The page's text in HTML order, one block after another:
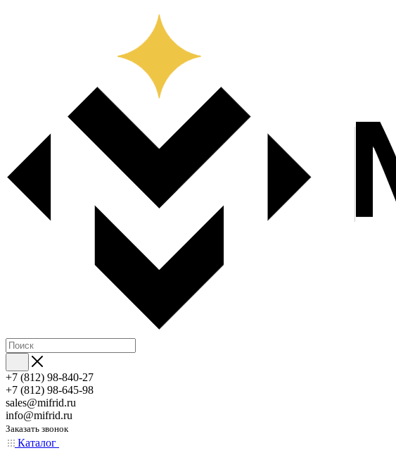
+7 (812) 98-840-27
+7 (812) 98-645-98
sales@mifrid.ru
info@mifrid.ru
Заказать звонок
Каталог